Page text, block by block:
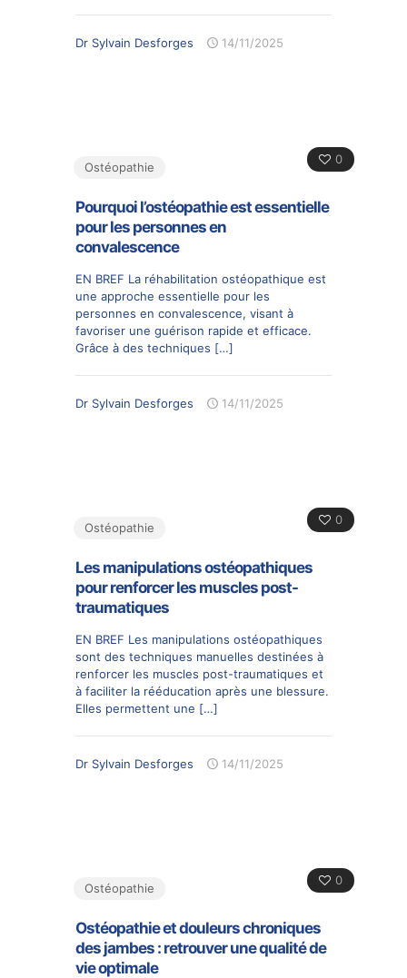
Dr Sylvain Desforges 14/11/2025
0
Ostéopathie
Pourquoi l’ostéopathie est essentielle
pour les personnes en
convalescence
EN BREF La réhabilitation ostéopathique est
une approche essentielle pour les
personnes en convalescence, visant à
favoriser une guérison rapide et efficace.
Grâce à des techniques […]
Dr Sylvain Desforges 14/11/2025
0
Ostéopathie
Les manipulations ostéopathiques
pour renforcer les muscles post-
traumatiques
EN BREF Les manipulations ostéopathiques
sont des techniques manuelles destinées à
renforcer les muscles post-traumatiques et
à faciliter la rééducation après une blessure.
Elles permettent une […]
Dr Sylvain Desforges 14/11/2025
0
Ostéopathie
Ostéopathie et douleurs chroniques
des jambes : retrouver une qualité de
vie optimale